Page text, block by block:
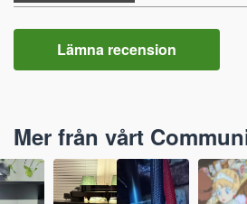
Lämna recension
Mer från vårt